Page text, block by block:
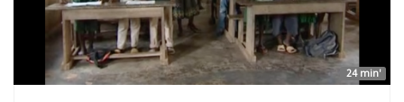
24 min'